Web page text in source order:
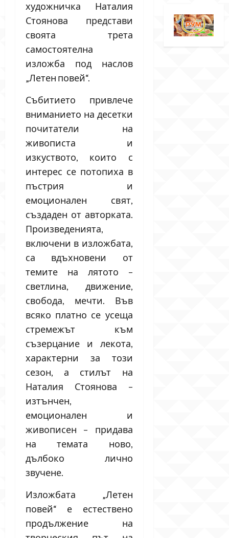
художничка Наталия
Стоянова представи
своята трета
самостоятелна
изложба под наслов
„Летен повей“.
Събитието привлече
вниманието на десетки
почитатели на
живописта и
изкуството, които с
интерес се потопиха в
пъстрия и
емоционален свят,
създаден от авторката.
Произведенията,
включени в изложбата,
са вдъхновени от
темите на лятото –
светлина, движение,
свобода, мечти. Във
всяко платно се усеща
стремежът към
съзерцание и лекота,
характерни за този
сезон, а стилът на
Наталия Стоянова –
изтънчен,
емоционален и
живописен – придава
на темата ново,
дълбоко лично
звучене.
Изложбата „Летен
повей“ е естествено
продължение на